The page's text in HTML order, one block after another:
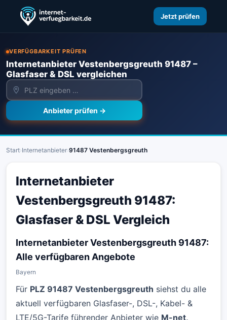
Jetzt prüfen
VERFÜGBARKEIT PRÜFEN
Internetanbieter Vestenbergsgreuth 91487 –
Glasfaser & DSL vergleichen
Anbieter prüfen →
Start›Internetanbieter›91487 Vestenbergsgreuth
Internetanbieter
Vestenbergsgreuth 91487:
Glasfaser & DSL Vergleich
Internetanbieter Vestenbergsgreuth 91487:
Alle verfügbaren Angebote
Bayern
Für PLZ 91487 Vestenbergsgreuth siehst du alle
aktuell verfügbaren Glasfaser-, DSL-, Kabel- &
LTE/5G-Tarife führender Anbieter wie M-net,